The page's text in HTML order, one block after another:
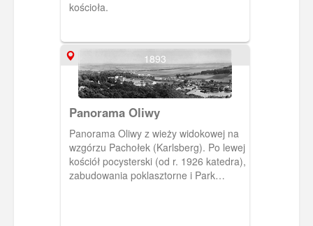
kościoła.
1893
Panorama Oliwy
Panorama Oliwy z wieży widokowej na
wzgórzu Pachołek (Karlsberg). Po lewej
kościół pocysterski (od r. 1926 katedra),
zabudowania poklasztorne i Park